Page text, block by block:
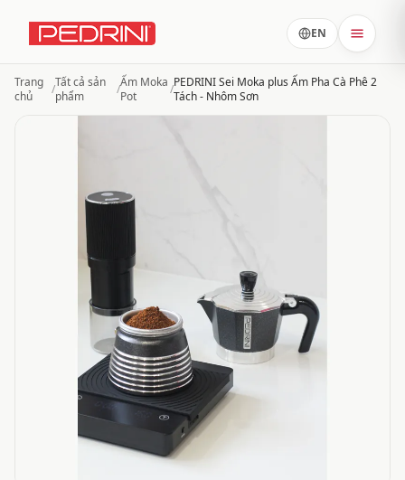
EN
Trang
chủ
/Tất cả sản
phẩm
/Ấm Moka
Pot
/PEDRINI Sei Moka plus Ấm Pha Cà Phê 2
Tách - Nhôm Sơn